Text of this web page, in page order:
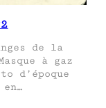
de la
à gaz
d’époque